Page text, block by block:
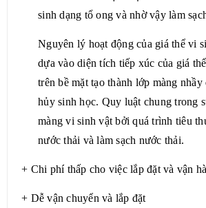
sinh dạng tổ ong và nhờ vậy làm
Nguyên lý hoạt động của giá thể vi
dựa vào diện tích tiếp xúc của giá
trên bề mặt tạo thành lớp màng nhầy
hủy sinh học. Quy luật chung trong
màng vi sinh vật bởi quá trình tiêu
nước thải và làm sạch nước thải.
+ Chi phí thấp cho việc lắp đặt và vận
+ Dễ vận chuyển và lắp đặt